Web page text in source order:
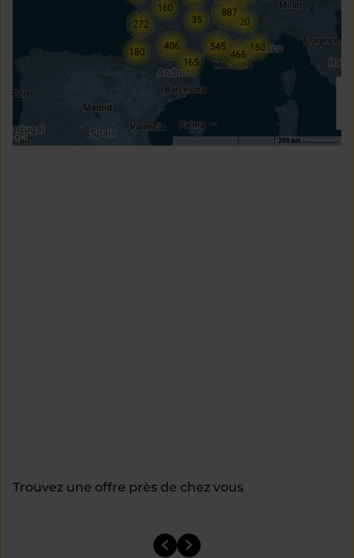
Trouvez une offre près de chez vous